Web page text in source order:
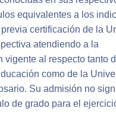
equivalentes a los
certificación de la
atendiendo a la
vigente al respecto tanto
como de la
Su admisión no
de grado para el